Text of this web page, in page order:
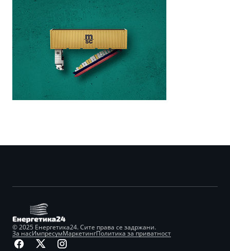
© 2025 Енергетика24. Сите права се задржани.
За насИмпресумМаркетингПолитика за приватност